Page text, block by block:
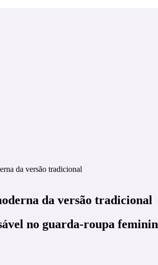
da versão tradicional
da versão tradicional
no guarda-roupa